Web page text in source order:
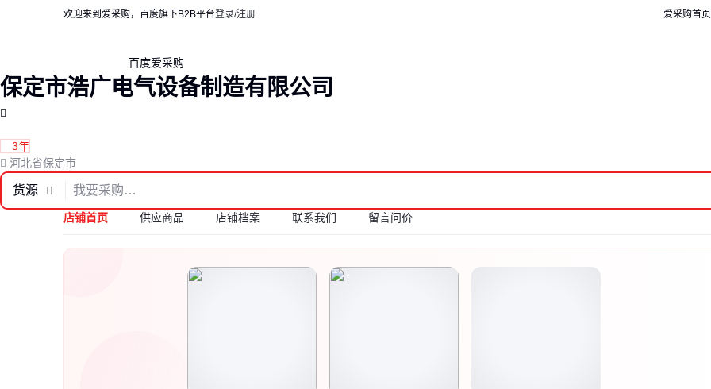
欢迎来到爱采购，百度旗下B2B平台登录/注册 爱采购首页
百度爱采购
保定市浩广电气设备制造有限公司
3年
河北省保定市
货源
店铺首页 供应商品 店铺档案 联系我们 留言问价